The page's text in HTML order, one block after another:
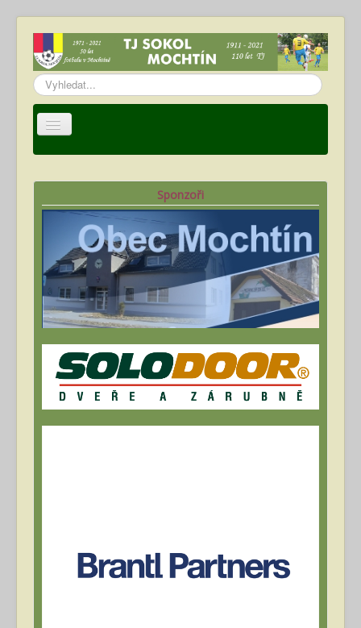
Vyhledávání...
Oddíl fotbalu
Hráči
Kalendář akcí
Fotogalerie
Ke stažení
Archív článků
Přihlásit
Sponzoři